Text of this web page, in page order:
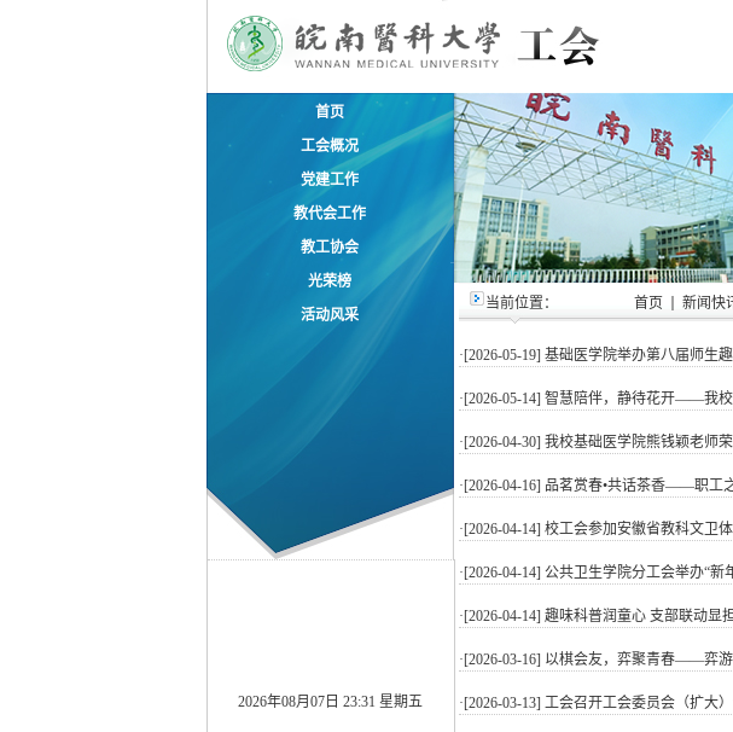
首页
工会概况
党建工作
教代会工作
教工协会
光荣榜
活动风采
2026年08月07日 23:31 星期五
当前位置： 首页 新闻快
·[2026-05-19] 基础医学院举办第八届师生
·[2026-05-14] 智慧陪伴，静待花开——我校
·[2026-04-30] 我校基础医学院熊钱颖老师
·[2026-04-16] 品茗赏春•共话茶香——职工
·[2026-04-14] 校工会参加安徽省教科文卫
·[2026-04-14] 公共卫生学院分工会举办“新
·[2026-04-14] 趣味科普润童心 支部联动
·[2026-03-16] 以棋会友，弈聚青春——弈
·[2026-03-13] 工会召开工会委员会（扩大